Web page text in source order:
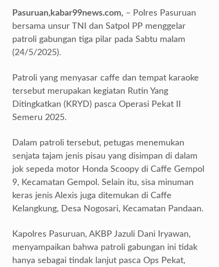
Pasuruan,kabar99news.com, – Polres Pasuruan
bersama unsur TNI dan Satpol PP menggelar
patroli gabungan tiga pilar pada Sabtu malam
(24/5/2025).
Patroli yang menyasar caffe dan tempat karaoke
tersebut merupakan kegiatan Rutin Yang
Ditingkatkan (KRYD) pasca Operasi Pekat II
Semeru 2025.
Dalam patroli tersebut, petugas menemukan
senjata tajam jenis pisau yang disimpan di dalam
jok sepeda motor Honda Scoopy di Caffe Gempol
9, Kecamatan Gempol. Selain itu, sisa minuman
keras jenis Alexis juga ditemukan di Caffe
Kelangkung, Desa Nogosari, Kecamatan Pandaan.
Kapolres Pasuruan, AKBP Jazuli Dani Iryawan,
menyampaikan bahwa patroli gabungan ini tidak
hanya sebagai tindak lanjut pasca Ops Pekat,